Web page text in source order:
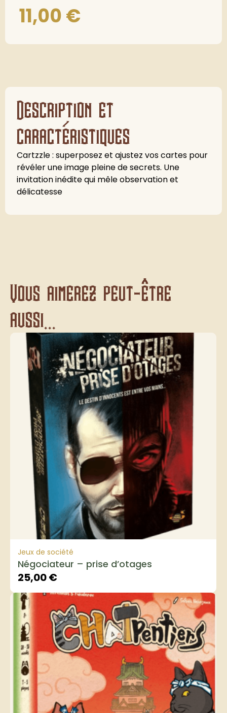
11,00€
Description et
caractéristiques
Cartzzle : superposez et ajustez vos cartes pour
révéler une image pleine de secrets. Une
invitation inédite qui mêle observation et
délicatesse
Vous aimerez peut-être
aussi...
Jeux de société
Négociateur – prise d’otages
25,00€